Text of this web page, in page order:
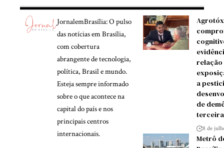
JornalemBrasília: O pulso
das notícias em Brasília,
com cobertura
abrangente de tecnologia,
política, Brasil e mundo.
Esteja sempre informado
sobre o que acontece na
capital do país e nos
principais centros
internacionais.
a
de
8 de
Metrô